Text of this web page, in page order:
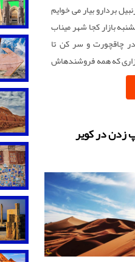
بردارو بیار می خوایم
بازار کجا شهر میناب
چاقچورت و سر کن تا
که همه فروشندهاش
صد هنر می ریزید بیا
ماسک که نمی زنی روبنده
زدن در کویر